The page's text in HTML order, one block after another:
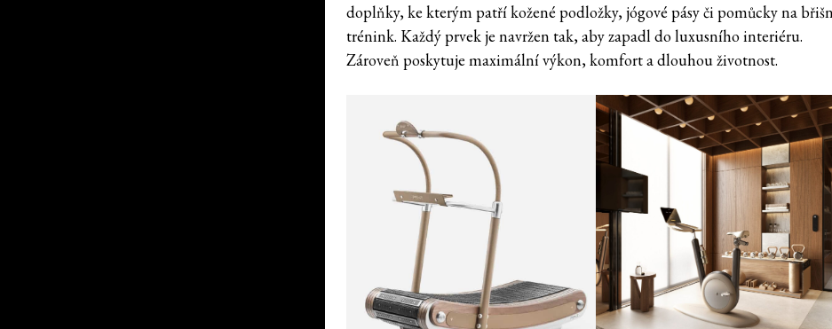
doplňky, ke kterým patří kožené podložky, jógové pásy či pomůcky na
trénink. Každý prvek je navržen tak, aby zapadl do luxusního interiéru.
Zároveň poskytuje maximální výkon, komfort a dlouhou životnost.